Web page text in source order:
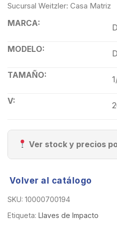
Sucursal Weitzler: Casa Matriz
MARCA:
MODELO:
TAMAÑO:
V:
Ver stock y precios
Volver al catálogo
SKU: 10000700194
Etiqueta: Llaves de Impacto